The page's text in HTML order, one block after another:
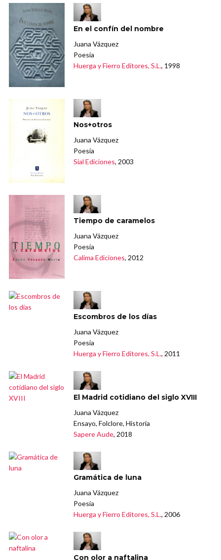
En el confín del nombre
Juana Vázquez
Poesía
Huerga y Fierro Editores, S.L., 1998
Nos+otros
Juana Vázquez
Poesía
Sial Ediciones, 2003
Tiempo de caramelos
Juana Vázquez
Poesía
Calima Ediciones, 2012
Escombros de los días
Juana Vázquez
Poesía
Huerga y Fierro Editores, S.L., 2011
El Madrid cotidiano del siglo XVIII
Juana Vázquez
Ensayo, Folclore, Historia
Sapere Aude, 2018
Gramática de luna
Juana Vázquez
Poesía
Huerga y Fierro Editores, S.L., 2006
Con olor a naftalina